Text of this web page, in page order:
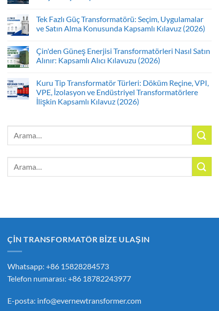
Tek Fazlı Güç Transformatörü: Seçim, Uygulamalar
ve Satın Alma Konusunda Kapsamlı Kılavuz (2026)
Çin'den Güneş Enerjisi Transformatörleri Nasıl Satın
Alınır: Kapsamlı Alıcı Kılavuzu (2026)
Kuru Tip Transformatör Türleri: Döküm Reçine, VPI,
VPE, İzolasyon ve Endüstriyel Transformatörlere
İlişkin Kapsamlı Kılavuz (2026)
ÇİN TRANSFORMATÖR BİZE ULAŞIN
Whatsapp: +86 15828284573
Telefon numarası: +86 18782243977
E-posta: info@evernewtransformer.com